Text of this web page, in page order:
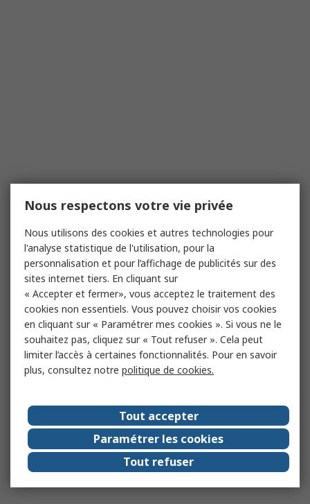
Nous respectons votre vie privée
Nous utilisons des cookies et autres technologies pour
l'analyse statistique de l'utilisation, pour la
personnalisation et pour l’affichage de publicités sur des
sites internet tiers. En cliquant sur
« Accepter et fermer», vous acceptez le traitement des
cookies non essentiels. Vous pouvez choisir vos cookies
en cliquant sur « Paramétrer mes cookies ». Si vous ne le
souhaitez pas, cliquez sur « Tout refuser ». Cela peut
limiter l’accès à certaines fonctionnalités. Pour en savoir
plus, consultez notre politique de cookies.
Tout accepter
Paramétrer les cookies
Tout refuser